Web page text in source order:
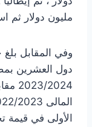
مليون دولار ثم استراليا 61
وفي المقابل
الأولى في قيمة